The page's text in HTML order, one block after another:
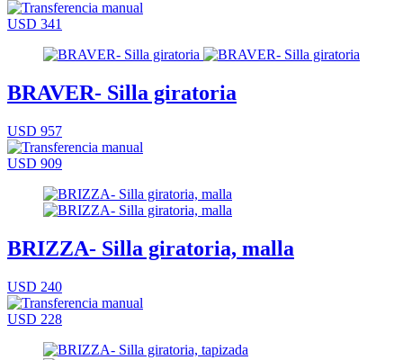
USD 341
BRAVER- Silla giratoria
USD 957
USD 909
BRIZZA- Silla giratoria, malla
USD 240
USD 228